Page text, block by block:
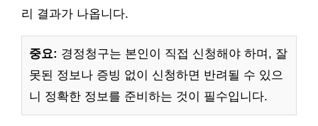
리 결과가 나옵니다.
중요: 경정청구는 본인이 직접 신청해야 하며, 잘
못된 정보나 증빙 없이 신청하면 반려될 수 있으
니 정확한 정보를 준비하는 것이 필수입니다.